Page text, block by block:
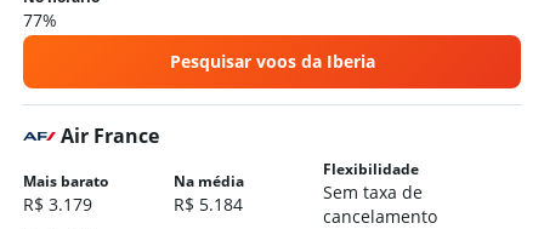
77%
Pesquisar voos da Iberia
Air France
Mais barato
R$ 3.179
Na média
R$ 5.184
Flexibilidade
Sem taxa de
cancelamento